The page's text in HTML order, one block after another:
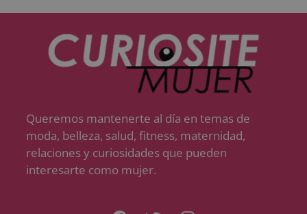
Queremos mantenerte al día en temas de
moda, belleza, salud, fitness, maternidad,
relaciones y curiosidades que pueden
interesarte como mujer.